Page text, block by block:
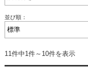
並び順：
11件中1件～10件を表示